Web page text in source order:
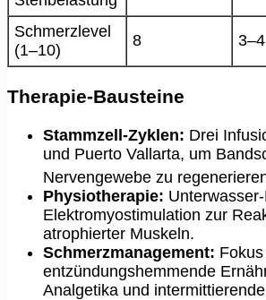
Schmerzlevel
(1–10)
8 3–4
Therapie‑Bausteine
Stammzell‑Zyklen: Drei
und Puerto Vallarta, um
Nervengewebe zu
Physiotherapie:
Elektromyo­stimulation zur
atrophierter Muskeln.
Schmerzmanagement:
entzündungshemmende
Analgetika und